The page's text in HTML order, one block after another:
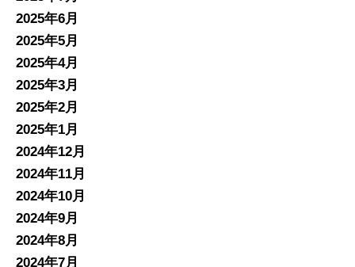
2025年6月
2025年5月
2025年4月
2025年3月
2025年2月
2025年1月
2024年12月
2024年11月
2024年10月
2024年9月
2024年8月
2024年7月